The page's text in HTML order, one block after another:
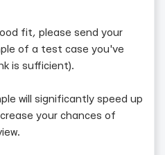
fit, please send your
of a test case you've
is sufficient).
will significantly speed up
your chances of